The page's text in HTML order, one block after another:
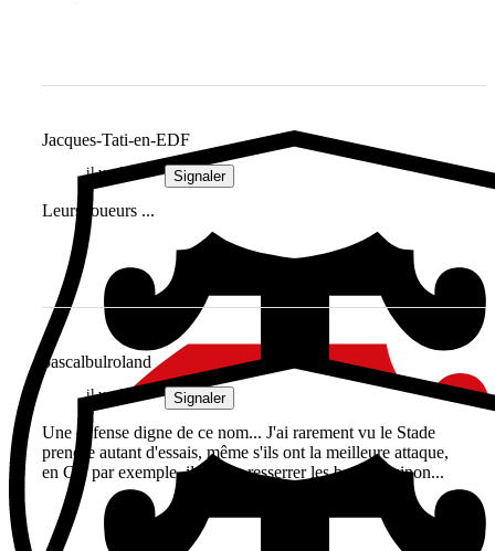
Jacques-Tati-en-EDF
il y a 2 ans Signaler
Leurs joueurs ...
pascalbulroland
il y a 2 ans Signaler
Une défense digne de ce nom... J'ai rarement vu le Stade
prendre autant d'essais, même s'ils ont la meilleure attaque,
en CC par exemple, il faudra resserrer les boulons sinon...